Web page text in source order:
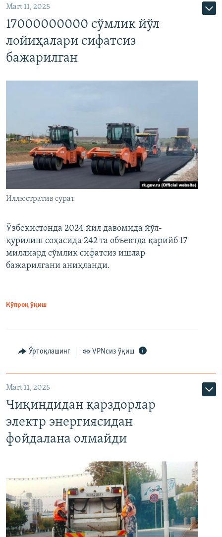
Mart 11, 2025
17000000000 сўмлик йўл
лойиҳалари сифатсиз
бажарилган
Иллюстратив сурат
Ўзбекистонда 2024 йил давомида йўл-
қурилиш соҳасида 242 та объектда қарийб 17
миллиард сўмлик сифатсиз ишлар
бажарилгани аниқланди.
Кўпроқ ўқиш
Ўртоқлашинг VPNсиз ўқиш
Mart 11, 2025
Чиқиндидан қарздорлар
электр энергиясидан
фойдалана олмайди